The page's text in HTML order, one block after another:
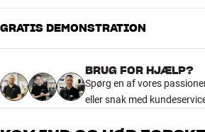
”kabinetlyd”.
Enhederne til Bigpod MK2 er udviklet til netop
neodym-magnetsystem, mens bassen og
af en 6,5” enhed med en iøjnefaldende gul
Kevlar bruges bl.a. i skudsikre veste og Formel
DIMENSIONER OG DESIGN
Model / Variant
Grafit
Vægt (kg)
5
Vægt emballage (kg)
6
GRATIS DEMONSTRATION
BRUG FOR HJÆLP?
Spørg en af vores
eller snak med